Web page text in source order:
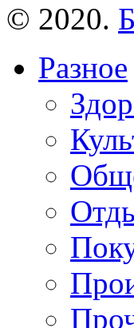
© 2020.
Разное